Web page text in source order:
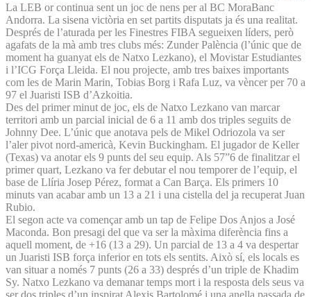
La LEB or continua sent un joc de nens per al BC MoraBanc
Andorra. La sisena victòria en set partits disputats ja és una realitat.
Després de l’aturada per les Finestres FIBA segueixen líders, però
agafats de la mà amb tres clubs més: Zunder Palència (l’únic que de
moment ha guanyat els de Natxo Lezkano), el Movistar Estudiantes
i l’ICG Força Lleida. El nou projecte, amb tres baixes importants
com les de Marin Marin, Tobias Borg i Rafa Luz, va vèncer per 70 a
97 el Juaristi ISB d’Azkoitia.
Des del primer minut de joc, els de Natxo Lezkano van marcar
territori amb un parcial inicial de 6 a 11 amb dos triples seguits de
Johnny Dee. L’únic que anotava pels de Mikel Odriozola va ser
l’aler pivot nord-americà, Kevin Buckingham. El jugador de Keller
(Texas) va anotar els 9 punts del seu equip. Als 57”6 de finalitzar el
primer quart, Lezkano va fer debutar el nou temporer de l’equip, el
base de Llíria Josep Pérez, format a Can Barça. Els primers 10
minuts van acabar amb un 13 a 21 i una cistella del ja recuperat Juan
Rubio.
El segon acte va començar amb un tap de Felipe Dos Anjos a José
Maconda. Bon presagi del que va ser la màxima diferència fins a
aquell moment, de +16 (13 a 29). Un parcial de 13 a 4 va despertar
un Juaristi ISB força inferior en tots els sentits. Això sí, els locals es
van situar a només 7 punts (26 a 33) després d’un triple de Khadim
Sy. Natxo Lezkano va demanar temps mort i la resposta dels seus va
ser dos triples d’un inspirat Alexis Bartolomé i una anella passada de